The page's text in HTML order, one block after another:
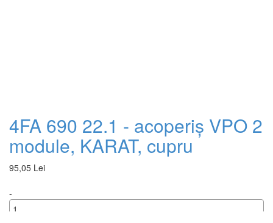
4FA 690 22.1 - acoperiș VPO 2
module, KARAT, cupru
95,05 Lei
-